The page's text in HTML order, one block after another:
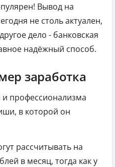
Вывод на
не столь актуален,
дело - банковская
надёжный способ.
заработка
и профессионализма
в которой он
рассчитывать на
в месяц, тогда как у